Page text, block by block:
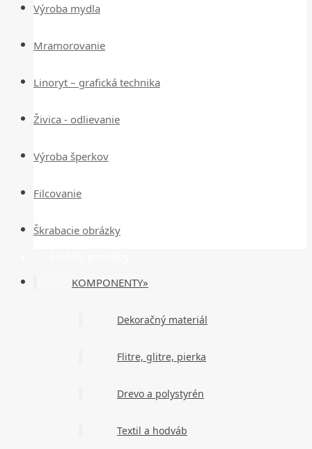
Výroba mydla
Mramorovanie
Linoryt – grafická technika
Živica - odlievanie
Výroba šperkov
Filcovanie
Škrabacie obrázky
KOMPONENTY»
Dekoračný materiál
Flitre, glitre, pierka
Drevo a polystyrén
Textil a hodváb